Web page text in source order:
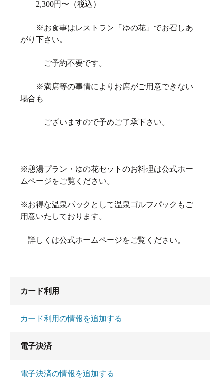
2,300円〜（税込）
※お食事はレストラン「ゆの花」でお召しあ
がり下さい。
ご予約不要です。
※満席等の事情によりお席がご用意できない
場合も
ございますので予めご了承下さい。
※憩湯プラン・ゆの花セットのお料理は公式ホー
ムページをご覧ください。
※お得な温泉パックとして温泉ゴルフパックもご
用意いたしております。
詳しくは公式ホームページをご覧ください。
カード利用
カード利用の情報を追加する
電子決済
電子決済の情報を追加する